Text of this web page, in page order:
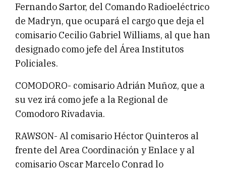
Fernando Sartor, del Comando Radioeléctrico
de Madryn, que ocupará el cargo que deja el
comisario Cecilio Gabriel Williams, al que han
designado como jefe del Área Institutos
Policiales.
COMODORO- comisario Adrián Muñoz, que a
su vez irá como jefe a la Regional de
Comodoro Rivadavia.
RAWSON- Al comisario Héctor Quinteros al
frente del Area Coordinación y Enlace y al
comisario Oscar Marcelo Conrad lo